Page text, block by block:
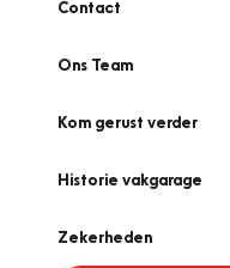
Contact
Ons Team
Kom gerust verder
Historie vakgarage
Zekerheden